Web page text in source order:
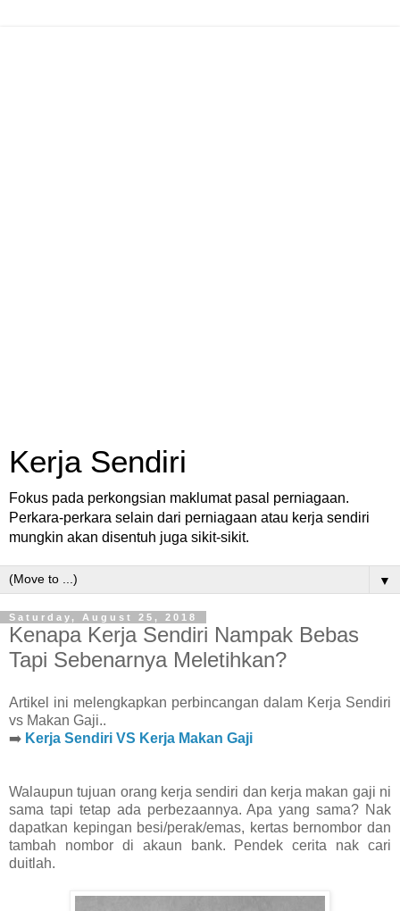
Kerja Sendiri
Fokus pada perkongsian maklumat pasal perniagaan.
Perkara-perkara selain dari perniagaan atau kerja sendiri
mungkin akan disentuh juga sikit-sikit.
▼
Saturday, August 25, 2018
Kenapa Kerja Sendiri Nampak Bebas
Tapi Sebenarnya Meletihkan?
Artikel ini melengkapkan perbincangan dalam Kerja Sendiri
vs Makan Gaji..
➡️ Kerja Sendiri VS Kerja Makan Gaji
Walaupun tujuan orang kerja sendiri dan kerja makan gaji ni
sama tapi tetap ada perbezaannya. Apa yang sama? Nak
dapatkan kepingan besi/perak/emas, kertas bernombor dan
tambah nombor di akaun bank. Pendek cerita nak cari
duitlah.